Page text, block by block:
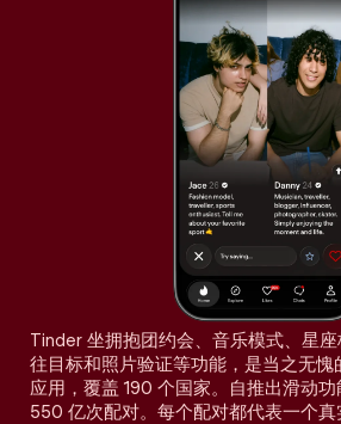
Tinder 坐拥抱团约会、音乐模式、星
往目标和照片验证等功能，是当之无愧
应用，覆盖 190 个国家。自推出滑动
550 亿次配对。每个配对都代表一个